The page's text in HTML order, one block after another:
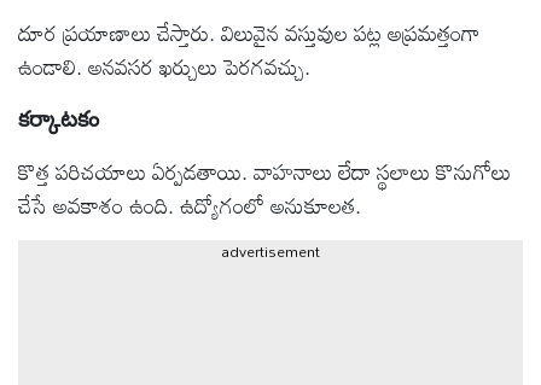
ఓటీటీ
వీడియోలు
ఆటోమొబైల్
దూర ప్రయాణాలు చేస్తారు. విలువైన వస్తువుల పట్ల అప్రమత్తంగా
ఉండాలి. అనవసర ఖర్చులు పెరగవచ్చు.
కర్కాటకం
కొత్త పరిచయాలు ఏర్పడతాయి. వాహనాలు లేదా స్థలాలు కొనుగోలు
చేసే అవకాశం ఉంది. ఉద్యోగంలో అనుకూలత.
advertisement